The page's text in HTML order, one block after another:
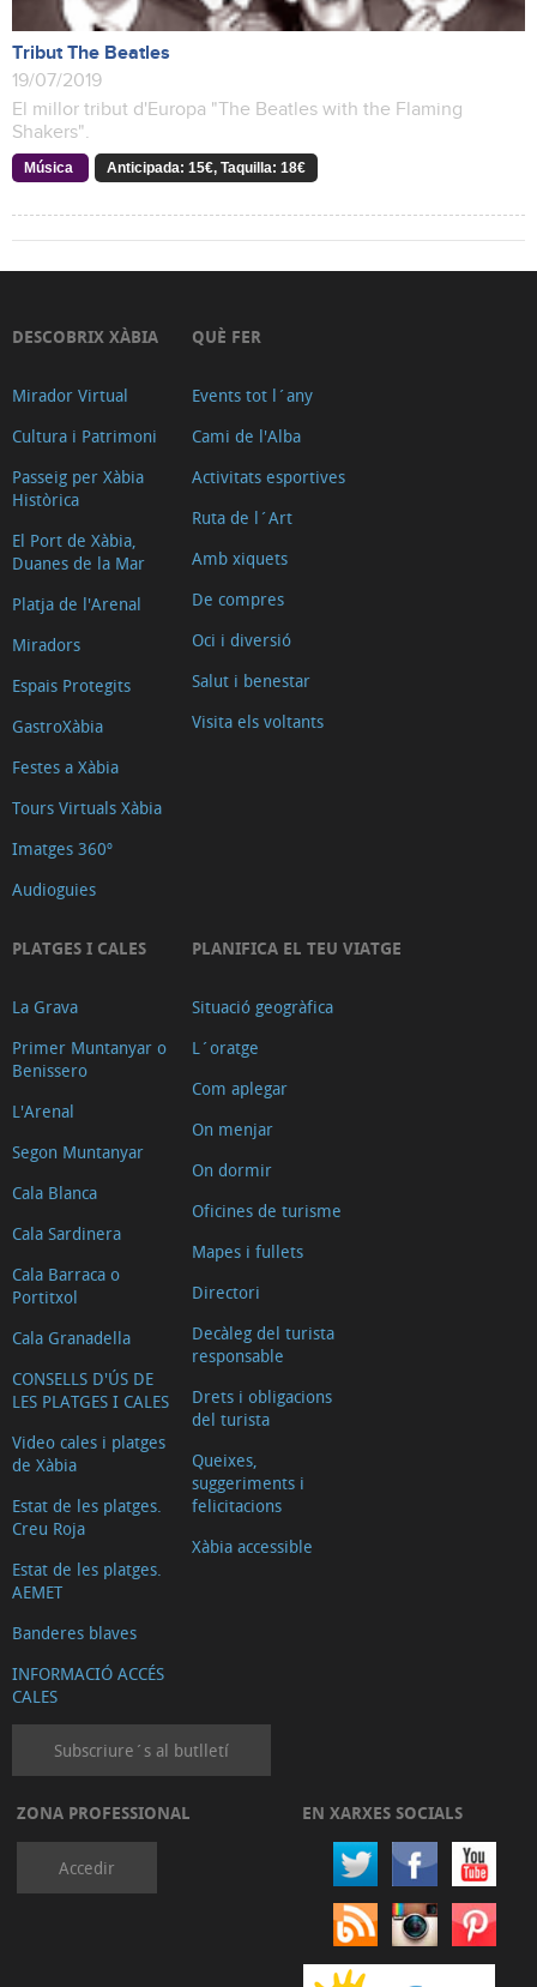
Tribut The Beatles
19/07/2019
El millor tribut d'Europa "The Beatles with the Flaming
Shakers".
Música Anticipada: 15€, Taquilla: 18€
DESCOBRIX XÀBIA
Mirador Virtual
Cultura i Patrimoni
Passeig per Xàbia
Històrica
El Port de Xàbia,
Duanes de la Mar
Platja de l'Arenal
Miradors
Espais Protegits
GastroXàbia
Festes a Xàbia
Tours Virtuals Xàbia
Imatges 360º
Audioguies
QUÈ FER
Events tot l´any
Cami de l'Alba
Activitats esportives
Ruta de l´Art
Amb xiquets
De compres
Oci i diversió
Salut i benestar
Visita els voltants
PLATGES I CALES
La Grava
Primer Muntanyar o
Benissero
L'Arenal
Segon Muntanyar
Cala Blanca
Cala Sardinera
Cala Barraca o
Portitxol
Cala Granadella
CONSELLS D'ÚS DE
LES PLATGES I CALES
Video cales i platges
de Xàbia
Estat de les platges.
Creu Roja
Estat de les platges.
AEMET
Banderes blaves
INFORMACIÓ ACCÉS
CALES
PLANIFICA EL TEU VIATGE
Situació geogràfica
L´oratge
Com aplegar
On menjar
On dormir
Oficines de turisme
Mapes i fullets
Directori
Decàleg del turista
responsable
Drets i obligacions
del turista
Queixes,
suggeriments i
felicitacions
Xàbia accessible
Subscriure´s al butlletí
ZONA PROFESSIONAL
Accedir
EN XARXES SOCIALS